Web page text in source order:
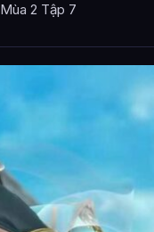
Mùa 2 Tập 7